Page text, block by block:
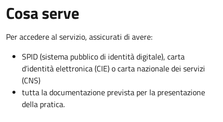
Cosa serve
Per accedere al servizio, assicurati di avere:
SPID (sistema pubblico di identità digitale), carta
d’identità elettronica (CIE) o carta nazionale dei servizi
(CNS)
tutta la documentazione prevista per la presentazione
della pratica.